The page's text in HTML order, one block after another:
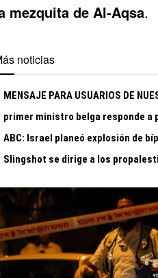
mezquita de Al-Aqsa.
noticias
MENSAJE PARA USUARIOS DE
primer ministro belga responde a
ABC: Israel planeó explosión de
Slingshot se dirige a los